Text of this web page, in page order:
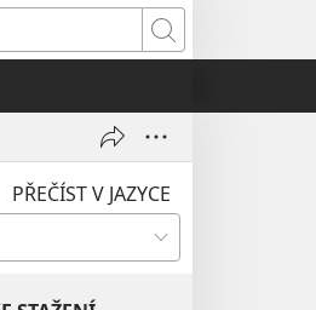
Hledat
PŘEČÍST V JAZYCE